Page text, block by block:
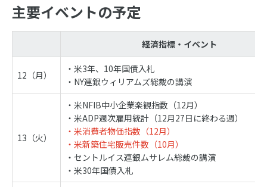
主要イベントの予定
経済指標・イベント
12（月）
・米3年、10年国債入札
・NY連銀ウィリアムズ総裁の講演
13（火）
・米NFIB中小企業楽観指数（12月）
・米ADP週次雇用統計（12月27日に終わる週）
・米消費者物価指数（12月）
・米新築住宅販売件数（10月）
・セントルイス連銀ムサレム総裁の講演
・米30年国債入札